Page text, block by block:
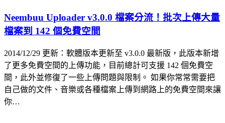
Neembuu Uploader v3.0.0 檔案分流！批次上傳大量
檔案到 142 個免費空間
2014/12/29 更新：軟體版本更新至 v3.0.0 最新版，此版本新增
了更多免費空間的上傳功能，目前總計可支援 142 個免費空
間，此外並修復了一些上傳問題與限制。 如果你常常需要把
自己做的文件、音樂或各種檔案上傳到網路上的免費空間來讓
你…